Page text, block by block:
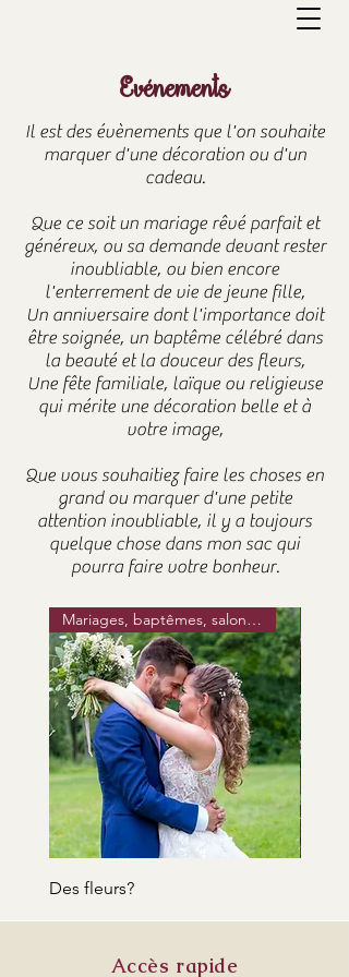
Evénements
Il est des évènements que l'on souhaite
marquer d'une décoration ou d'un
cadeau.
Que ce soit un mariage rêvé parfait et
généreux, ou sa demande devant rester
inoubliable, ou bien encore
l'enterrement de vie de jeune fille,
Un anniversaire dont l'importance doit
être soignée, un baptême célébré dans
la beauté et la douceur des fleurs,
Une fête familiale, laïque ou religieuse
qui mérite une décoration belle et à
votre image,
Que vous souhaitiez faire les choses en
grand ou marquer d'une petite
attention inoubliable, il y a toujours
quelque chose dans mon sac qui
pourra faire votre bonheur.
Mariages, baptêmes, salons...
Des fleurs?
Accès rapide